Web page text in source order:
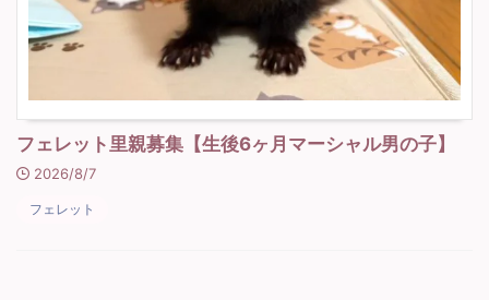
フェレット里親募集【生後6ヶ月マーシャル男の子】
2026/8/7
フェレット